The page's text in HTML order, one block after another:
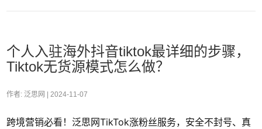
个人入驻海外抖音tiktok最详细的步骤，
Tiktok无货源模式怎么做？
作者: 泛思网 | 2024-11-07
跨境营销必看！泛思网TikTok涨粉丝服务，安全不封号、真